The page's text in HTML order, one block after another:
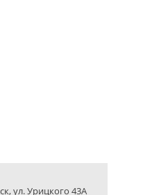
ул. Урицкого 43А